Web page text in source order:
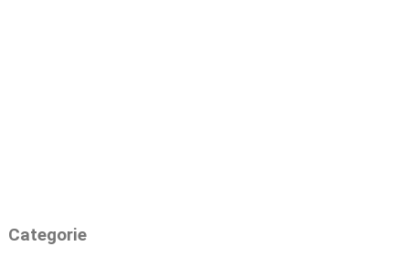
Categorie